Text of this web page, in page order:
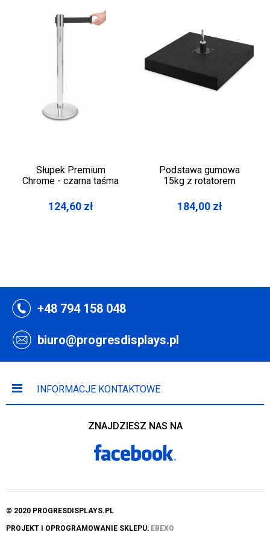
Słupek Premium
Chrome - czarna taśma
124,60 zł
Podstawa gumowa
15kg z rotatorem
184,00 zł
+48 794 158 048
biuro@progresdisplays.pl
INFORMACJE KONTAKTOWE
ZNAJDZIESZ NAS NA
© 2020 PROGRESDISPLAYS.PL
PROJEKT I OPROGRAMOWANIE SKLEPU: EBEXO